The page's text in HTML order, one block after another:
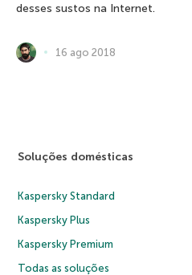
desses sustos na Internet.
16 ago 2018
Soluções domésticas
Kaspersky Standard
Kaspersky Plus
Kaspersky Premium
Todas as soluções